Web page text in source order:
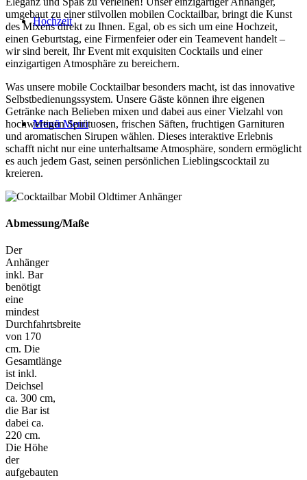
Hochzeit
Menü Menü
umgebaut zu einer stilvollen mobilen Cocktailbar, bringt die Kunst
des Mixens direkt zu Ihnen. Egal, ob es sich um eine Hochzeit,
einen Geburtstag, eine Firmenfeier oder ein Teamevent handelt –
wir sind bereit, Ihr Event mit exquisiten Cocktails und einer
einzigartigen Atmosphäre zu bereichern.
Was unsere mobile Cocktailbar besonders macht, ist das innovative
Selbstbedienungssystem. Unsere Gäste können ihre eigenen
Getränke nach Belieben mixen und dabei aus einer Vielzahl von
hochwertigen Spirituosen, frischen Säften, fruchtigen Garnituren
und aromatischen Sirupen wählen. Dieses interaktive Erlebnis
schafft nicht nur eine unterhaltsame Atmosphäre, sondern ermöglicht
es auch jedem Gast, seinen persönlichen Lieblingscocktail zu
kreieren.
Abmessung/Maße
Der
Anhänger
inkl. Bar
benötigt
eine
mindest
Durchfahrtsbreite
von 170
cm. Die
Gesamtlänge
ist inkl.
Deichsel
ca. 300 cm,
die Bar ist
dabei ca.
220 cm.
Die Höhe
der
aufgebauten